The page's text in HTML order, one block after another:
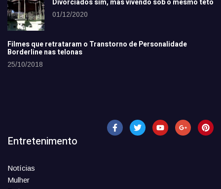
Divorciados sim, mas vivendo sob o mesmo teto
01/12/2020
Filmes que retrataram o Transtorno de Personalidade
Borderline nas telonas
25/10/2018
Entretenimento
Notícias
Mulher